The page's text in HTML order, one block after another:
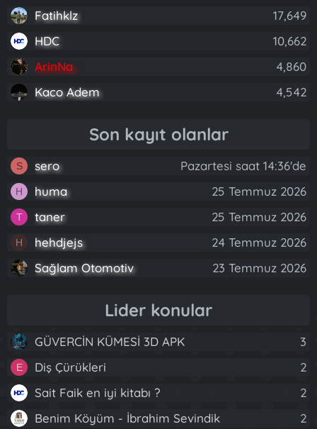
Fatihklz
17,649
HDC
10,662
ArinNa
4,860
Kaco Adem
4,542
Son kayıt olanlar
S sero Pazartesi saat 14:36'de
H huma 25 Temmuz 2026
T taner 25 Temmuz 2026
H hehdjejs
24 Temmuz 2026
Sağlam Otomotiv
23 Temmuz 2026
Lider konular
GÜVERCİN KÜMESİ 3D APK 3
E Diş Çürükleri
2
Sait Faik en iyi kitabı ?
2
Benim Köyüm - İbrahim Sevindik
2